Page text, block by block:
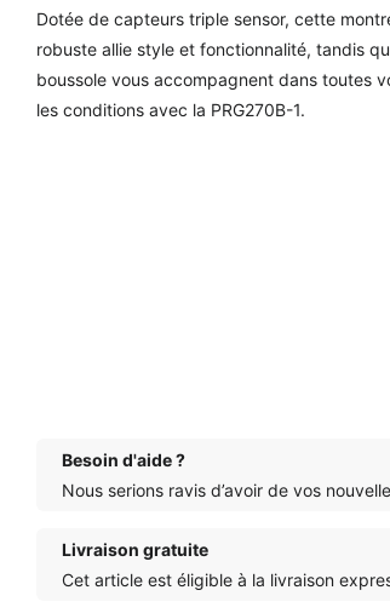
Dotée de capteurs triple sensor, cette
robuste allie style et fonctionnalité, tandis
boussole vous accompagnent dans toutes
les conditions avec la PRG270B-1.
Besoin d'aide ?
Nous serions ravis d’avoir de vos
Livraison gratuite
Cet article est éligible à la livraison